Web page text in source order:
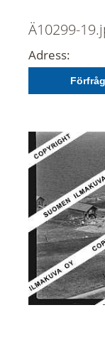
Ä10299-
Adress: